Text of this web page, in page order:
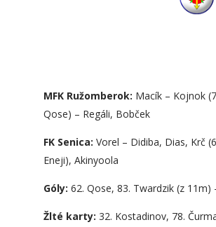
MFK Ružomberok: Macík – Kojnok
Qose) – Regáli, Bobček
FK Senica: Vorel – Didiba, Dias, Krč
Eneji), Akinyoola
Góly: 62. Qose, 83. Twardzik (z
Žlté karty: 32. Kostadinov, 78.